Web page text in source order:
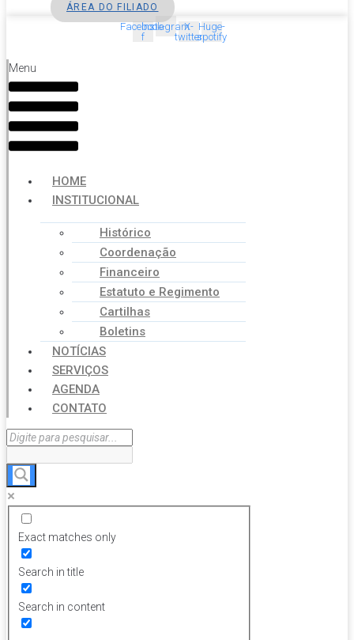
ÁREA DO FILIADO
Facebook-
f
InstagramX-
twitter
Huge-
spotify
Menu
HOME
INSTITUCIONAL
Histórico
Coordenação
Financeiro
Estatuto e Regimento
Cartilhas
Boletins
NOTÍCIAS
SERVIÇOS
AGENDA
CONTATO
Exact matches only
Search in title
Search in content